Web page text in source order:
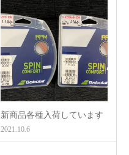
新商品各種入荷しています
2021.10.6